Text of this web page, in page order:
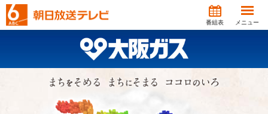
番組表 メニュー